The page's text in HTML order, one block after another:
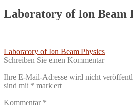
Laboratory of Ion Beam
Beitragsnavigation
Vorheriger
Beitrag:
Laboratory of Ion Beam Physics
Schreiben Sie einen Kommentar
Ihre E-Mail-Adresse wird nicht
sind mit * markiert
Kommentar *